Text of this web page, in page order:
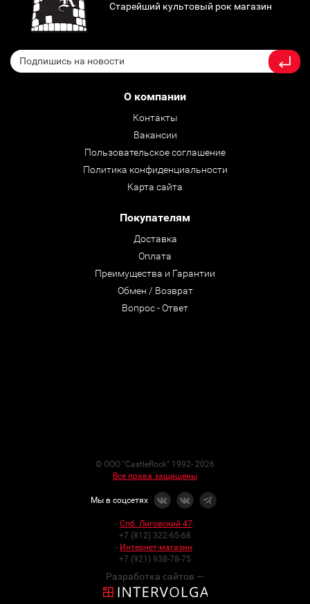
Старейший культовый рок магазин
О компании
Контакты
Вакансии
Пользовательское соглашение
Политика конфиденциальности
Карта сайта
Покупателям
Доставка
Оплата
Преимущества и Гарантии
Обмен / Возврат
Вопрос - Ответ
© ООО "CastleRock" 1992- 2026
Все права защищены
Мы в соцсетях
- Спб. Лиговский 47:
+7 (812) 322-65-68
- Интернет-магазин:
+7 (921) 938-78-75
Разработка сайтов —